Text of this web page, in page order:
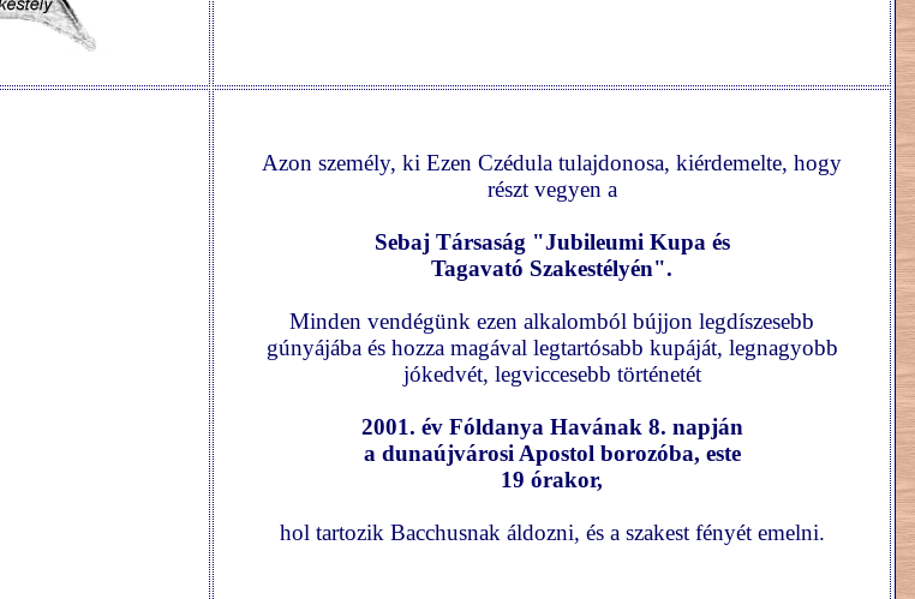
Azon személy, ki Ezen Czédula tulajdonosa, kiérdemelte, hogy
részt vegyen a
Sebaj Társaság "Jubileumi Kupa és
Tagavató Szakestélyén".
Minden vendégünk ezen alkalomból bújjon legdíszesebb
gúnyájába és hozza magával legtartósabb kupáját, legnagyobb
jókedvét, legviccesebb történetét
2001. év Fóldanya Havának 8. napján
a dunaújvárosi Apostol borozóba, este
19 órakor,
hol tartozik Bacchusnak áldozni, és a szakest fényét emelni.